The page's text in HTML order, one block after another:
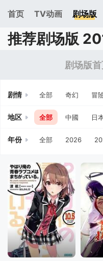
首页 TV动画 剧场版
我的观影记
推荐剧场版
剧场版
剧情 全部 奇幻 冒
地区 全部 中國 日
年份 全部 2026